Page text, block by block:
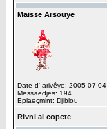
Maisse Arsouye
Date d' arivêye: 2005-07-04
Messaedjes: 194
Eplaeçmint: Djiblou
Rivni al copete